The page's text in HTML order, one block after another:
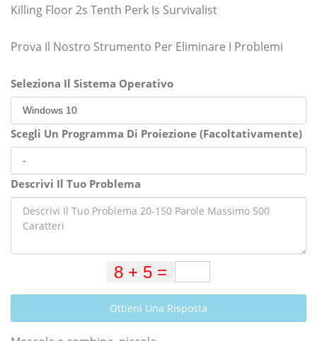
Killing Floor 2s Tenth Perk Is Survivalist
Prova Il Nostro Strumento Per Eliminare I Problemi
Seleziona Il Sistema Operativo
Scegli Un Programma Di Proiezione (Facoltativamente)
Descrivi Il Tuo Problema
Ottieni Una Risposta